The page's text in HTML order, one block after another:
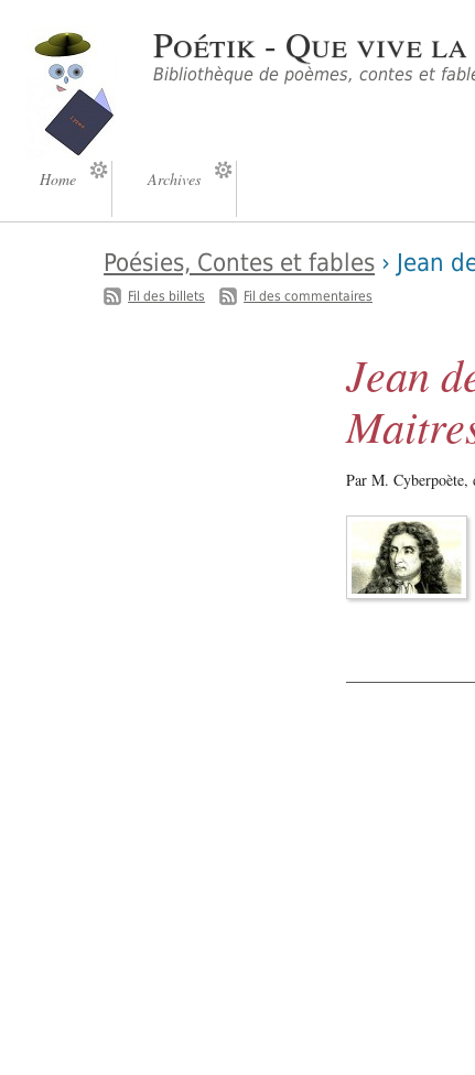
Poétik - Que vive la
Bibliothèque de poèmes, contes et
Home Archives
Poésies, Contes et fables › Jean
Fil des billets - Fil des commentaires
Jean
Par M. Cyberpoète,